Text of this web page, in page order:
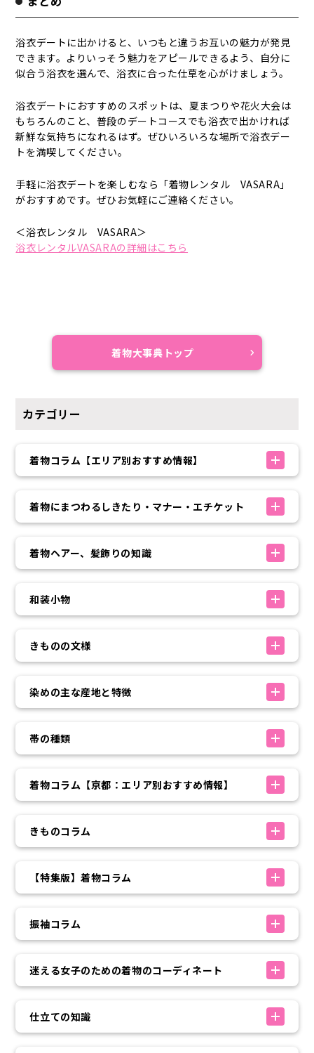
浴衣デートに出かけると、いつもと違うお互いの魅力が発見
できます。よりいっそう魅力をアピールできるよう、自分に
似合う浴衣を選んで、浴衣に合った仕草を心がけましょう。
浴衣デートにおすすめのスポットは、夏まつりや花火大会は
もちろんのこと、普段のデートコースでも浴衣で出かければ
新鮮な気持ちになれるはず。ぜひいろいろな場所で浴衣デー
トを満喫してください。
手軽に浴衣デートを楽しむなら「着物レンタル VASARA」
がおすすめです。ぜひお気軽にご連絡ください。
＜浴衣レンタル VASARA＞
浴衣レンタルVASARAの詳細はこちら
着物大事典トップ
カテゴリー
着物コラム【エリア別おすすめ情報】
着物にまつわるしきたり・マナー・エチケット
着物ヘアー、髪飾りの知識
和装小物
きものの文様
染めの主な産地と特徴
帯の種類
着物コラム【京都：エリア別おすすめ情報】
きものコラム
【特集版】着物コラム
振袖コラム
迷える女子のための着物のコーディネート
仕立ての知識